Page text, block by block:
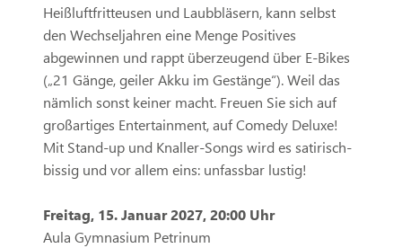
Heißluftfritteusen und Laubbläsern, kann selbst
den Wechseljahren eine Menge Positives
abgewinnen und rappt überzeugend über E-Bikes
(„21 Gänge, geiler Akku im Gestänge“). Weil das
nämlich sonst keiner macht. Freuen Sie sich auf
großartiges Entertainment, auf Comedy Deluxe!
Mit Stand-up und Knaller-Songs wird es satirisch-
bissig und vor allem eins: unfassbar lustig!
Freitag, 15. Januar 2027, 20:00 Uhr
Aula Gymnasium Petrinum